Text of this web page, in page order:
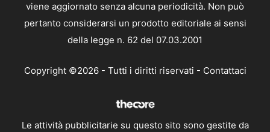
viene aggiornato senza alcuna periodicità. Non può
pertanto considerarsi un prodotto editoriale ai sensi
della legge n. 62 del 07.03.2001
Copyright ©2026 - Tutti i diritti riservati - Contattaci
Le attività pubblicitarie su questo sito sono gestite da